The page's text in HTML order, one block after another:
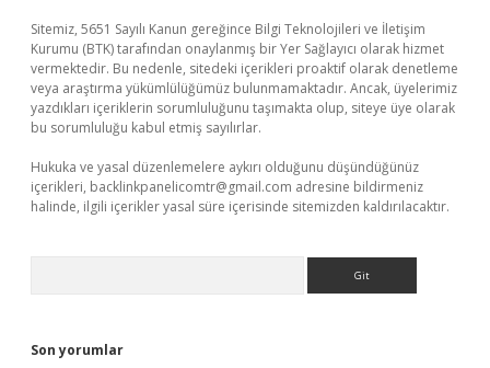
Sitemiz, 5651 Sayılı Kanun gereğince Bilgi Teknolojileri ve İletişim
Kurumu (BTK) tarafından onaylanmış bir Yer Sağlayıcı olarak hizmet
vermektedir. Bu nedenle, sitedeki içerikleri proaktif olarak denetleme
veya araştırma yükümlülüğümüz bulunmamaktadır. Ancak, üyelerimiz
yazdıkları içeriklerin sorumluluğunu taşımakta olup, siteye üye olarak
bu sorumluluğu kabul etmiş sayılırlar.
Hukuka ve yasal düzenlemelere aykırı olduğunu düşündüğünüz
içerikleri, backlinkpanelicomtr@gmail.com adresine bildirmeniz
halinde, ilgili içerikler yasal süre içerisinde sitemizden kaldırılacaktır.
Son yorumlar